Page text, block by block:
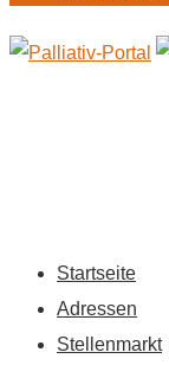
Startseite
Adressen
Stellenmarkt